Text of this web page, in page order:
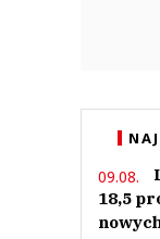
09.08.
18,5